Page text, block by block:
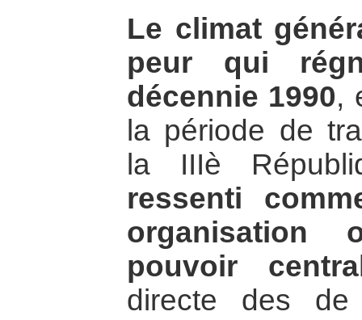
Le climat
peur qui
décennie 1990,
la période de
la IIIè
ressenti
organisation
pouvoir
directe des